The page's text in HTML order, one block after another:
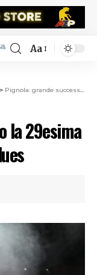
Aa
> Pignola: grande successo la 29esima edizione del Pignola in blues
la 29esima